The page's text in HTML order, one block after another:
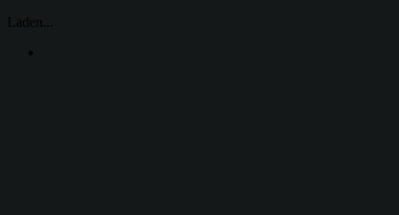
Laden...